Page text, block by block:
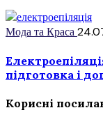
Мода та Краса
підготовка і
Корисні